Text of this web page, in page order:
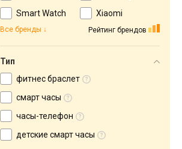
Smart Watch
Xiaomi
Рейтинг брендов
Все бренды
Тип
фитнес браслет
смарт часы
часы-телефон
детские смарт часы